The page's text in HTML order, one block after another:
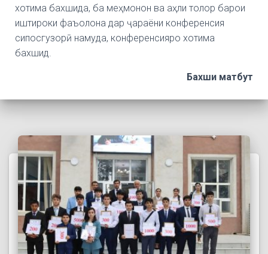
хотима бахшида, ба меҳмонон ва аҳли толор барои
иштироки фаъолона дар ҷараёни конференсия
сипосгузорӣ намуда, конференсияро хотима
бахшид.
Бахши матбут